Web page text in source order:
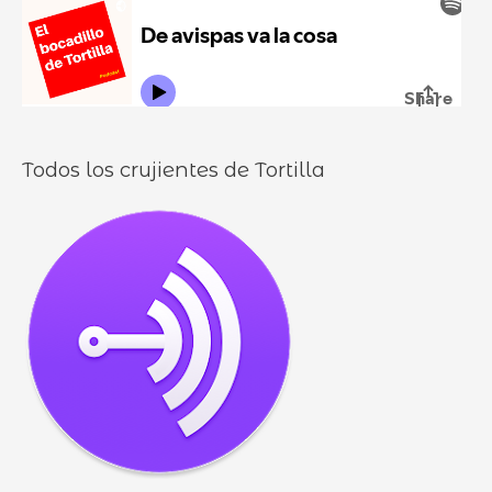
Todos los crujientes de Tortilla